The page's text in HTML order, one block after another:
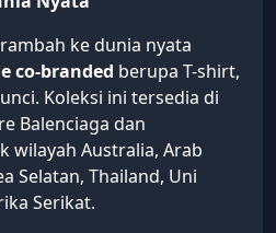
ke dunia nyata
co-branded berupa T-shirt,
Koleksi ini tersedia di
Balenciaga dan
wilayah Australia, Arab
Selatan, Thailand, Uni
Serikat.